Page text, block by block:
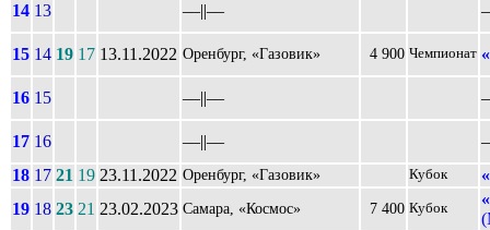
14 13 ––||––
15 14 19 17 13.11.2022 Оренбург, «Газовик» 4 900 Чемпионат
16 15 ––||––
17 16 ––||––
18 17 21 19 23.11.2022 Оренбург, «Газовик» Кубок
19 18 23 21 23.02.2023 Самара, «Космос» 7 400 Кубок